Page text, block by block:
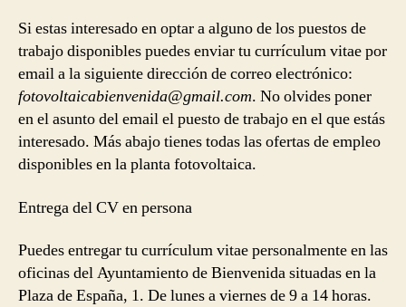
Si estas interesado en optar a alguno de los puestos de
trabajo disponibles puedes enviar tu currículum vitae por
email a la siguiente dirección de correo electrónico:
fotovoltaicabienvenida@gmail.com. No olvides poner
en el asunto del email el puesto de trabajo en el que estás
interesado. Más abajo tienes todas las ofertas de empleo
disponibles en la planta fotovoltaica.
Entrega del CV en persona
Puedes entregar tu currículum vitae personalmente en las
oficinas del Ayuntamiento de Bienvenida situadas en la
Plaza de España, 1. De lunes a viernes de 9 a 14 horas.